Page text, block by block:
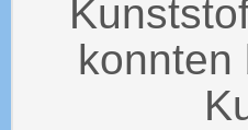
konnten